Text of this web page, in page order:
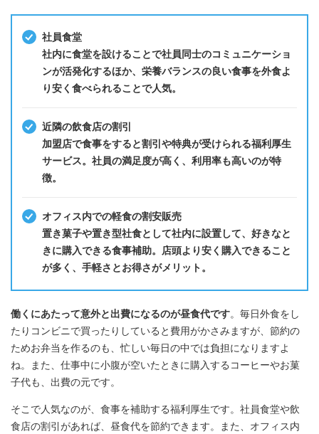
社員食堂
社内に食堂を設けることで社員同士のコミュニケーショ
ンが活発化するほか、栄養バランスの良い食事を外食よ
り安く食べられることで人気。
近隣の飲食店の割引
加盟店で食事をすると割引や特典が受けられる福利厚生
サービス。社員の満足度が高く、利用率も高いのが特
徴。
オフィス内での軽食の割安販売
置き菓子や置き型社食として社内に設置して、好きなと
きに購入できる食事補助。店頭より安く購入できること
が多く、手軽さとお得さがメリット。
働くにあたって意外と出費になるのが昼食代です。毎日外食をし
たりコンビニで買ったりしていると費用がかさみますが、節約の
ためお弁当を作るのも、忙しい毎日の中では負担になりますよ
ね。また、仕事中に小腹が空いたときに購入するコーヒーやお菓
子代も、出費の元です。
そこで人気なのが、食事を補助する福利厚生です。社員食堂や飲
食店の割引があれば、昼食代を節約できます。また、オフィス内